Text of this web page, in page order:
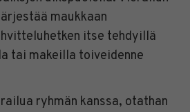
maukkaan
itse tehdyillä
tai makeilla toiveidenne
ryhmän kanssa, otathan